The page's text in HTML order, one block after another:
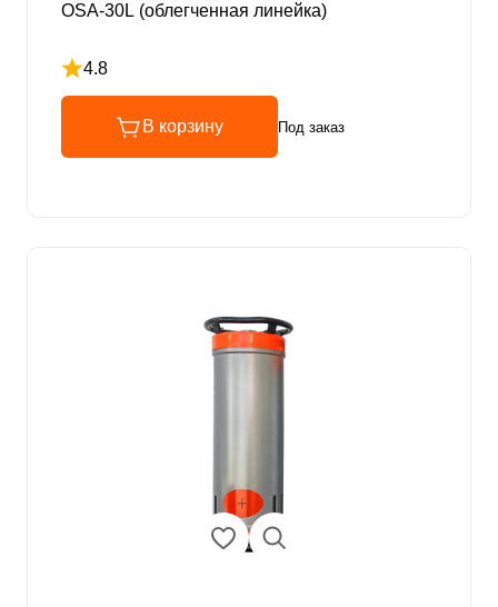
OSA-30L (облегченная линейка)
4.8
Рейтинг 4.8 из 5
В корзину Под заказ